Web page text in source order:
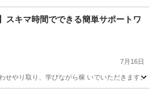
その他 占い師
スキマ時間でできる簡単サポートワ
7月16日
せやり取り、学びながら稼 いでいただきます